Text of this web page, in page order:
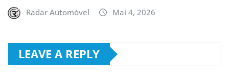
Radar Automóvel Mai 4, 2026
LEAVE A REPLY